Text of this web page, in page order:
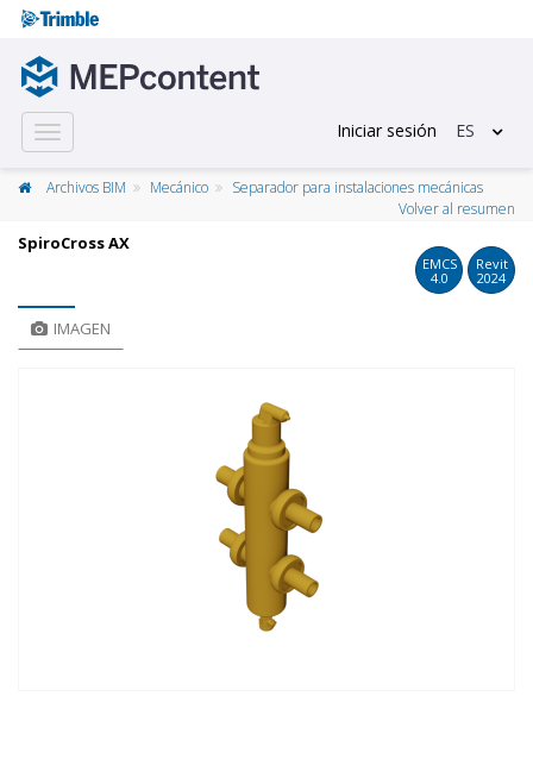
Toggle
navigation
Iniciar sesión ES
Archivos BIM Mecánico
Separador para instalaciones mecánicas
Volver al resumen
SpiroCross AX
EMCS
4.0
Revit
2024
IMAGEN